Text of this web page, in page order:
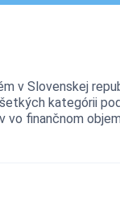
v Slovenskej
kategórii
vo finančnom